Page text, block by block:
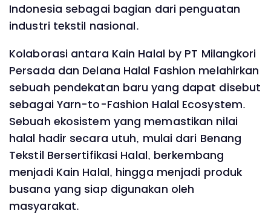
Indonesia sebagai bagian dari penguatan
industri tekstil nasional.
Kolaborasi antara Kain Halal by PT Milangkori
Persada dan Delana Halal Fashion melahirkan
sebuah pendekatan baru yang dapat disebut
sebagai Yarn-to-Fashion Halal Ecosystem.
Sebuah ekosistem yang memastikan nilai
halal hadir secara utuh, mulai dari Benang
Tekstil Bersertifikasi Halal, berkembang
menjadi Kain Halal, hingga menjadi produk
busana yang siap digunakan oleh
masyarakat.